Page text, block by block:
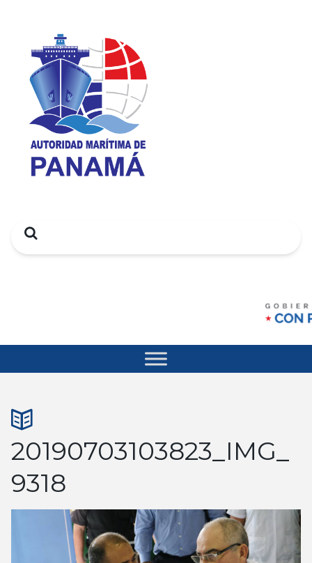
Search
20190703103823_IMG_
9318